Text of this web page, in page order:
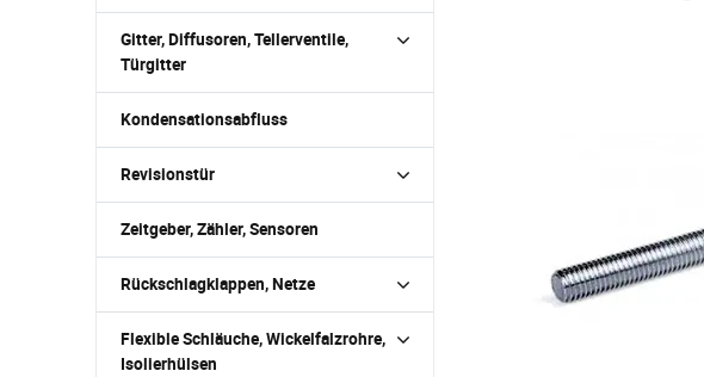
Gitter, Diffusoren, Tellerventile,
Türgitter
Kondensationsabfluss
Revisionstür
Zeitgeber, Zähler, Sensoren
Rückschlagklappen, Netze
Flexible Schläuche, Wickelfalzrohre,
Isolierhülsen